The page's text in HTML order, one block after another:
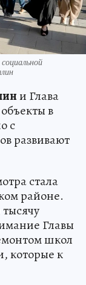
и Глава
в
с
развивают
стала
районе.
Главы
школ
которые к